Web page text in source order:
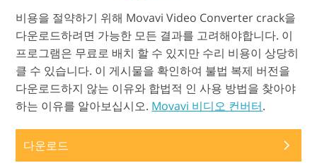
비용을 절약하기 위해 Movavi Video Converter crack을
다운로드하려면 가능한 모든 결과를 고려해야합니다. 이
프로그램은 무료로 배치 할 수 있지만 수리 비용이 상당히
클 수 있습니다. 이 게시물을 확인하여 불법 복제 버전을
다운로드하지 않는 이유와 합법적 인 사용 방법을 찾아야
하는 이유를 알아보십시오. Movavi 비디오 컨버터.
다운로드